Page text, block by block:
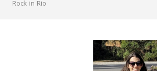
Rock in Rio